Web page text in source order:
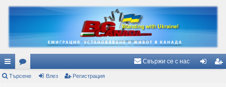
ъ ор
Свържи се с нас
Търсене Влез Регистрация